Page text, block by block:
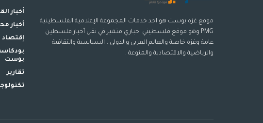
موقع غزة بوست هو احد خدمات المجموعة الإعلامية الفلسطينية
PMG وهو موقع فلسطيني اخباري متميز في نقل أخبار فلسطين
عامة وغزة خاصة والعالم العربي والدولي ، السياسية والثقافية
والرياضية والاقتصادية والمنوعة .
أخبار
أخبار
إقتصاد
بوست
تقارير